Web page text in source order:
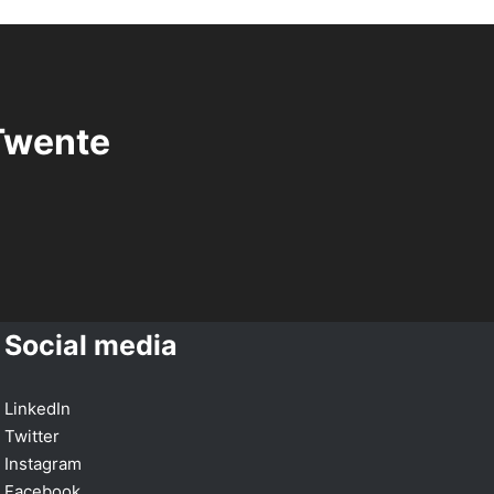
Social media
LinkedIn
Twitter
Instagram